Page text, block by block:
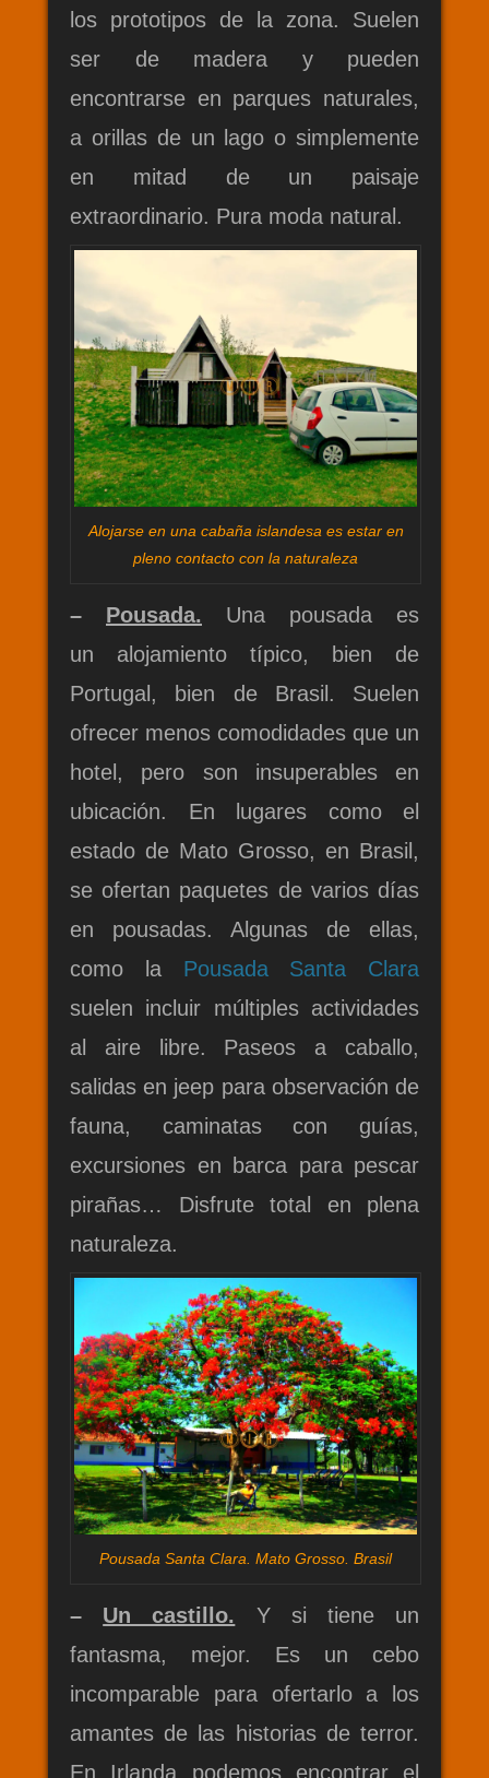
los prototipos de la zona. Suelen
ser de madera y pueden
encontrarse en parques naturales,
a orillas de un lago o simplemente
en mitad de un paisaje
extraordinario. Pura moda natural.
Alojarse en una cabaña islandesa es estar en
pleno contacto con la naturaleza
– Pousada. Una pousada es
un alojamiento típico, bien de
Portugal, bien de Brasil. Suelen
ofrecer menos comodidades que un
hotel, pero son insuperables en
ubicación. En lugares como el
estado de Mato Grosso, en Brasil,
se ofertan paquetes de varios días
en pousadas. Algunas de ellas,
como la Pousada Santa Clara
suelen incluir múltiples actividades
al aire libre. Paseos a caballo,
salidas en jeep para observación de
fauna, caminatas con guías,
excursiones en barca para pescar
pirañas… Disfrute total en plena
naturaleza.
Pousada Santa Clara. Mato Grosso. Brasil
– Un castillo. Y si tiene un
fantasma, mejor. Es un cebo
incomparable para ofertarlo a los
amantes de las historias de terror.
En Irlanda podemos encontrar el